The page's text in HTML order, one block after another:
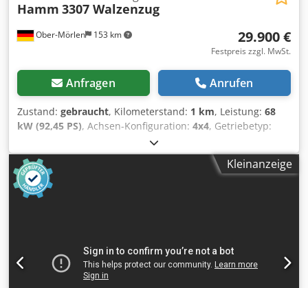
Ober-Mörlen 153 km
Hamm 3307 Walzenzug
29.900 €
Festpreis zzgl. MwSt.
Anfragen Anrufen
Zustand: gebraucht, Kilometerstand: 1 km, Leistung: 68
kW (92,45 PS), Achsen-Konfiguration: 4x4, Getriebetyp:
, zGG: 7.000 kg Wenden Sie
sich an Emal Jaweed, um weitere Informationen zu
erhalten. Dsdpfxszmx Ano Ak Eokr Walzenzug /
steamroller, Hamm 3307, Baujahr / Year built: 2009,
Betriebsstunden / working hours: 5622h, Länge /
power: 68 kW, Antrieb: hydrostatisch / Drive: hydrostatic,
Max. Geschwindigkeit / Max. Speed: 12 Km/h, gemessener
/ measured dB(A): 103.1, garantierter / guaranteed dB(A):
Kleinanzeige